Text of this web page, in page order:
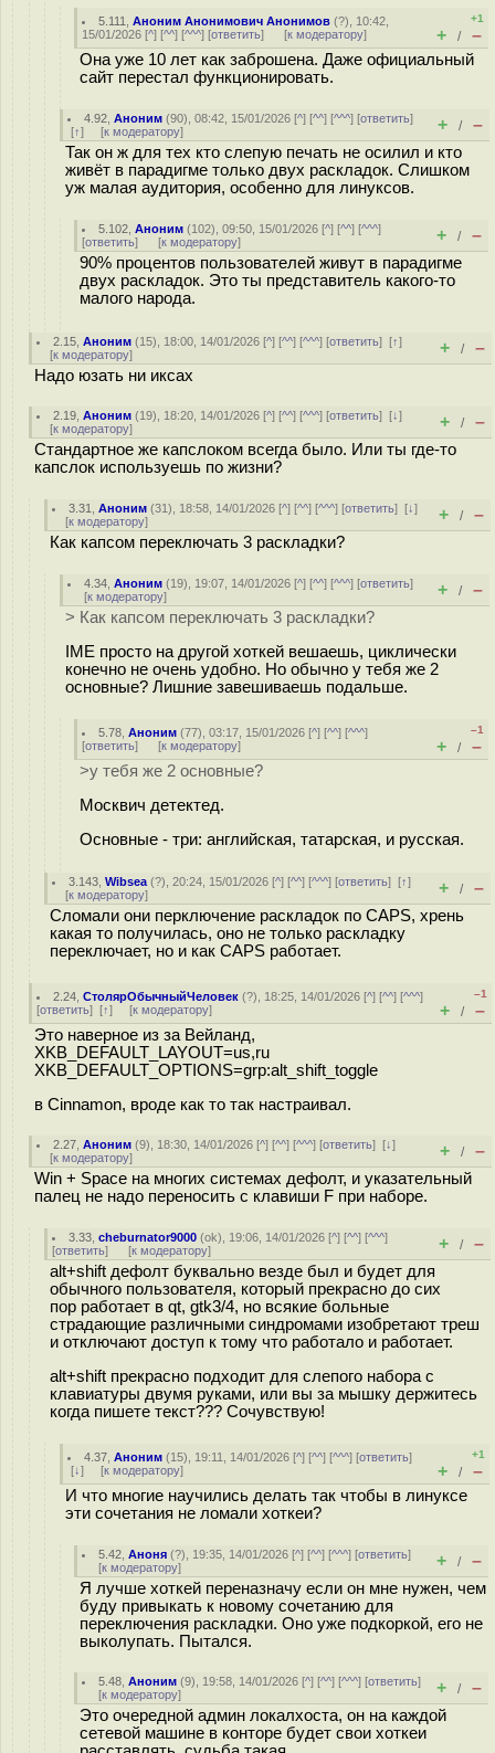
5.111 ,Аноним Анонимович Анонимов (?), 10:42,
15/01/2026 [^] [^^] [^^^] [ответить] [к модератору]
+1
+ / –
Она уже 10 лет как заброшена. Даже официальный
сайт перестал функционировать.
4.92 ,Аноним (90), 08:42, 15/01/2026 [^] [^^] [^^^] [ответить]
[↑] [к модератору] + / –
Так он ж для тех кто слепую печать не осилил и кто
живёт в парадигме только двух раскладок. Слишком
уж малая аудитория, особенно для линуксов.
5.102 ,Аноним (102), 09:50, 15/01/2026 [^] [^^] [^^^]
[ответить] [к модератору] + / –
90% процентов пользователей живут в парадигме
двух раскладок. Это ты представитель какого-то
малого народа.
2.15 ,Аноним (15), 18:00, 14/01/2026 [^] [^^] [^^^] [ответить][↑]
[к модератору] + / –
Надо юзать ни иксах
2.19 ,Аноним (19), 18:20, 14/01/2026 [^] [^^] [^^^] [ответить][↓]
[к модератору] + / –
Стандартное же капслоком всегда было. Или ты где-то
капслок используешь по жизни?
3.31 ,Аноним (31), 18:58, 14/01/2026 [^] [^^] [^^^] [ответить][↓]
[к модератору] + / –
Как капсом переключать 3 раскладки?
4.34 ,Аноним (19), 19:07, 14/01/2026 [^] [^^] [^^^] [ответить]
[к модератору] + / –
> Как капсом переключать 3 раскладки?
IME просто на другой хоткей вешаешь, циклически
конечно не очень удобно. Но обычно у тебя же 2
основные? Лишние завешиваешь подальше.
5.78 ,Аноним (77), 03:17, 15/01/2026 [^] [^^] [^^^]
[ответить] [к модератору]
–1
+ / –
>у тебя же 2 основные?
Москвич детектед.
Основные - три: английская, татарская, и русская.
3.143 ,Wibsea (?), 20:24, 15/01/2026 [^] [^^] [^^^] [ответить][↑]
[к модератору] + / –
Сломали они перключение раскладок по CAPS, хрень
какая то получилась, оно не только раскладку
переключает, но и как CAPS работает.
2.24 ,СтолярОбычныйЧеловек (?), 18:25, 14/01/2026 [^] [^^] [^^^]
[ответить] [↑] [к модератору]
–1
+ / –
Это наверное из за Вейланд,
XKB_DEFAULT_LAYOUT=us,ru
XKB_DEFAULT_OPTIONS=grp:alt_shift_toggle
в Cinnamon, вроде как то так настраивал.
2.27 ,Аноним (9), 18:30, 14/01/2026 [^] [^^] [^^^] [ответить][↓]
[к модератору] + / –
Win + Space на многих системах дефолт, и указательный
палец не надо переносить с клавиши F при наборе.
3.33 ,cheburnator9000 (ok), 19:06, 14/01/2026 [^] [^^] [^^^]
[ответить] [к модератору] + / –
alt+shift дефолт буквально везде был и будет для
обычного пользователя, который прекрасно до сих
пор работает в qt, gtk3/4, но всякие больные
страдающие различными синдромами изобретают треш
и отключают доступ к тому что работало и работает.
alt+shift прекрасно подходит для слепого набора с
клавиатуры двумя руками, или вы за мышку держитесь
когда пишете текст??? Сочувствую!
4.37 ,Аноним (15), 19:11, 14/01/2026 [^] [^^] [^^^] [ответить]
[↓] [к модератору]
+1
+ / –
И что многие научились делать так чтобы в линуксе
эти сочетания не ломали хоткеи?
5.42 ,Аноня (?), 19:35, 14/01/2026 [^] [^^] [^^^] [ответить]
[к модератору] + / –
Я лучше хоткей переназначу если он мне нужен, чем
буду привыкать к новому сочетанию для
переключения раскладки. Оно уже подкоркой, его не
выколупать. Пытался.
5.48 ,Аноним (9), 19:58, 14/01/2026 [^] [^^] [^^^] [ответить]
[к модератору] + / –
Это очередной админ локалхоста, он на каждой
сетевой машине в конторе будет свои хоткеи